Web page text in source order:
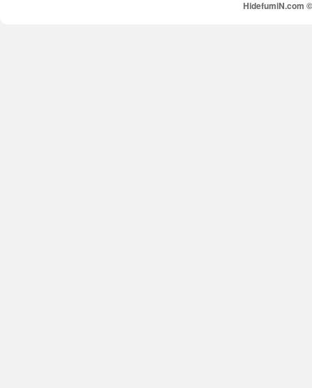
HidefumiN.com